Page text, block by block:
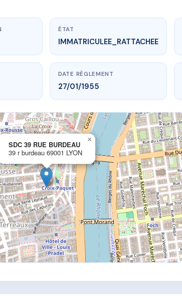
ÉTAT
IMMATRICULEE_RATTACHEE
DATE RÈGLEMENT
27/01/1955
SDC 39 RUE BURDEAU
39 r burdeau 69001 LYON
×